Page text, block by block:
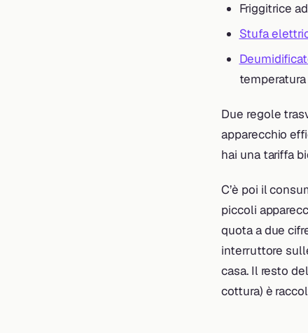
Friggitrice
Stufa
Due regole
apparecchio
hai una tariffa
C’è poi il
piccoli
quota a due
interruttore
casa. Il resto
cottura) è